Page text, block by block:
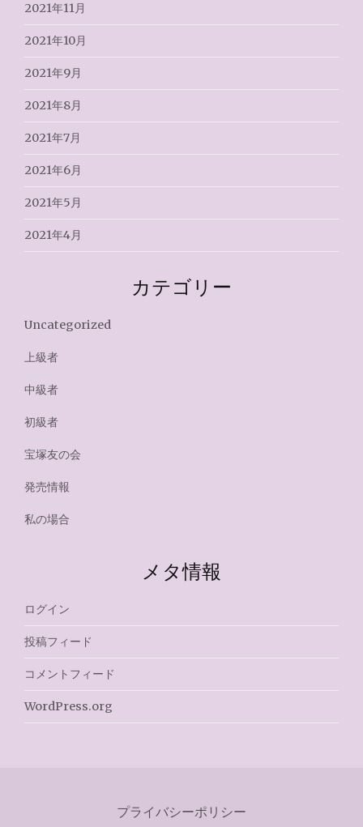
2021年11月
2021年10月
2021年9月
2021年8月
2021年7月
2021年6月
2021年5月
2021年4月
カテゴリー
Uncategorized
上級者
中級者
初級者
宝塚友の会
発売情報
私の場合
メタ情報
ログイン
投稿フィード
コメントフィード
WordPress.org
プライバシーポリシー